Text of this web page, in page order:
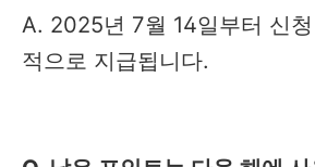
A. 2025년 7월 14일부터 신
적으로 지급됩니다.